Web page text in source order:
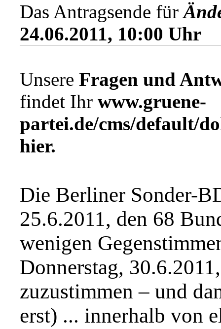
Das Antragsende für
24.06.2011, 10:00 Uhr
Unsere Fragen und
findet Ihr www.gruene-
partei.de/cms/default/
hier.
Die Berliner Sonder-
25.6.2011, den 68
wenigen
Donnerstag,
zuzustimmen – und
erst) ... innerhalb von